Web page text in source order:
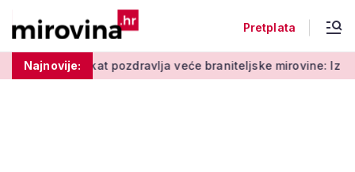
Pretplata
Najnovije:
sindikat pozdravlja veće braniteljske mirovine: Iz